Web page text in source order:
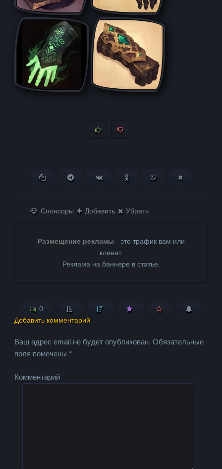
Копировать ссылкуПоделиться в Telegram
Поделиться ВКонтактеПоделиться в
Поделиться в
Спонсоры Добавить Убрать
Размещение рекламы - это трафик вам или
клиент.
Реклама на баннере в статье.
0
Добавить комментарий
Ваш адрес email не будет опубликован. Обязательные
поля помечены*
Комментарий